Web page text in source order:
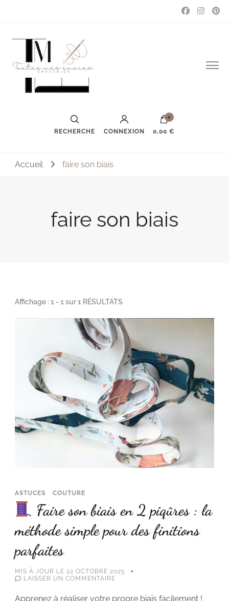
Toutes mes envies
Couture, accessoires, mode, bijoux …
RECHERCHE CONNEXION
0
0,00 €
Accueil faire son biais
faire son biais
Affichage : 1 - 1 sur 1 RÉSULTATS
ASTUCES COUTURE
Faire son biais en 2 piqûres : la
méthode simple pour des finitions
parfaites
MIS À JOUR LE 22 OCTOBRE 2025
LAISSER UN COMMENTAIRE
SON
Apprenez à réaliser votre propre biais facilement !